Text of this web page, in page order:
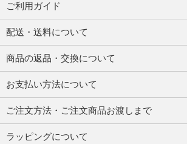
ご利用ガイド
配送・送料について
商品の返品・交換について
お支払い方法について
ご注文方法・ご注文商品お渡しまで
ラッピングについて